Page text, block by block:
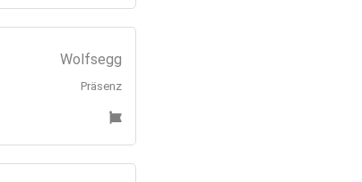
Wolfsegg
Präsenz